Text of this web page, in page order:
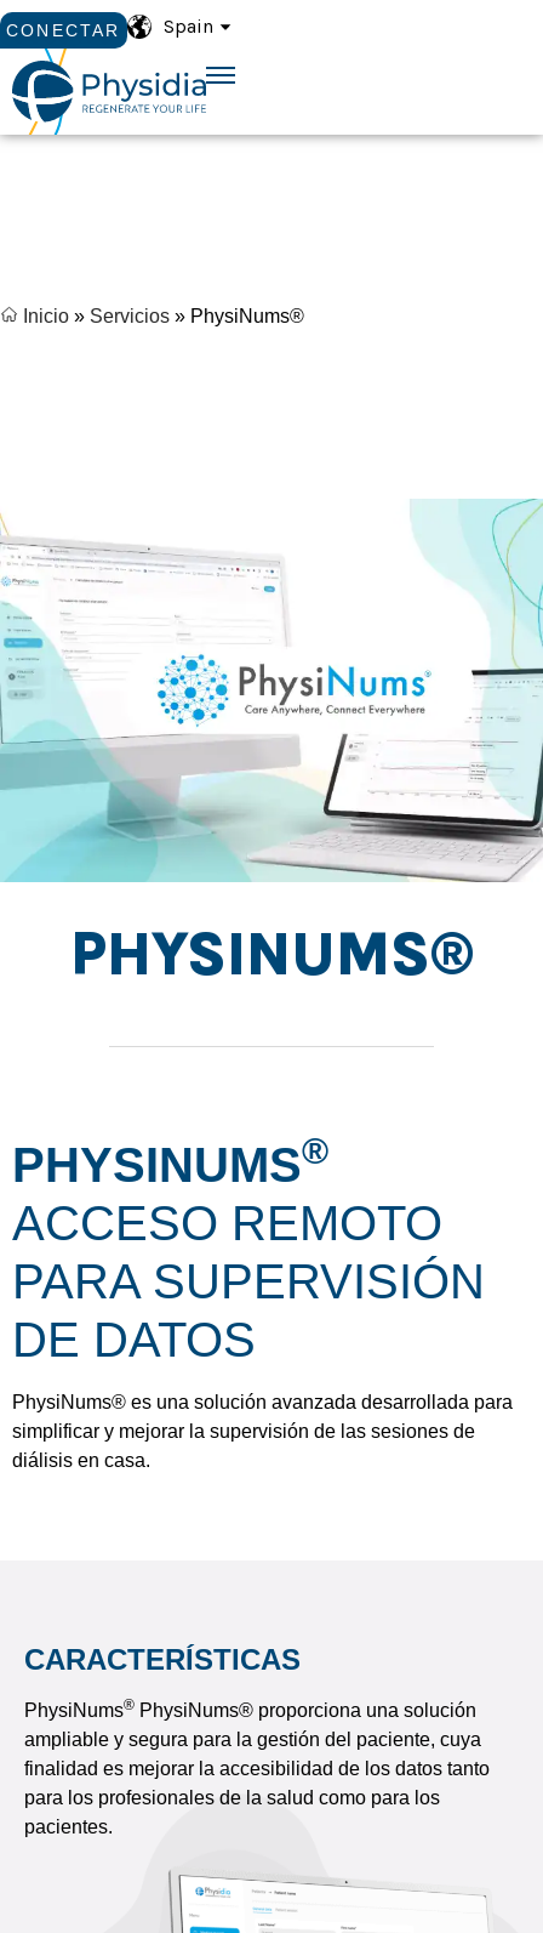
CONECTAR Spain
Inicio» Servicios» PhysiNums®
PHYSINUMS®
PHYSINUMS®
ACCESO REMOTO
PARA SUPERVISIÓN
DE DATOS
PhysiNums® es una solución avanzada desarrollada para
simplificar y mejorar la supervisión de las sesiones de
diálisis en casa.
CARACTERÍSTICAS
PhysiNums® PhysiNums® proporciona una solución
ampliable y segura para la gestión del paciente, cuya
finalidad es mejorar la accesibilidad de los datos tanto
para los profesionales de la salud como para los
pacientes.